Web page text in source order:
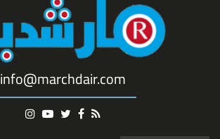
info@marchdair.com